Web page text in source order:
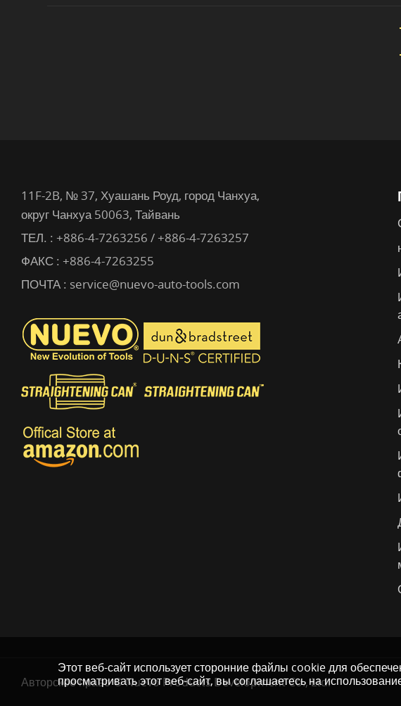
Этот веб-сайт использует сторонние файлы cookie для
просматривать этот веб-сайт, вы соглашаетесь на
11F-2B, № 37, Хуашань Роуд, город Чанхуа,
округ Чанхуа 50063, Тайвань
ТЕЛ. : +886-4-7263256 / +886-4-7263257
ФАКС : +886-4-7263255
ПОЧТА : service@nuevo-auto-tools.com
Авторское право © Nuevo Products Development Co., Ltd.